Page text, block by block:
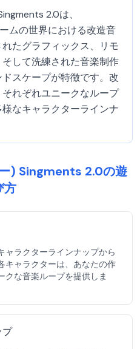
2.0は、
ムの世界における改造音
たグラフィックス、リモ
して洗練された音楽制作
スケープが特徴です。改
れぞれユニークなループ
なキャラクターラインナ
) Singments 2.0の遊
方
ャラクターラインナップから
キャラクターは、あなたの作
クな音楽ループを提供しま
プ